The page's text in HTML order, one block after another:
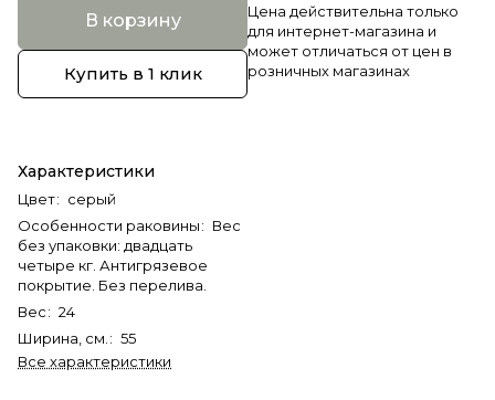
В корзину
Купить в 1 клик
Характеристики
Цвет: серый
Особенности раковины: Вес
без упаковки: двадцать
четыре кг. Антигрязевое
покрытие. Без перелива.
Вес: 24
Ширина, см. : 55
Все характеристики
Цена действительна только
для интернет-магазина и
может отличаться от цен в
розничных магазинах